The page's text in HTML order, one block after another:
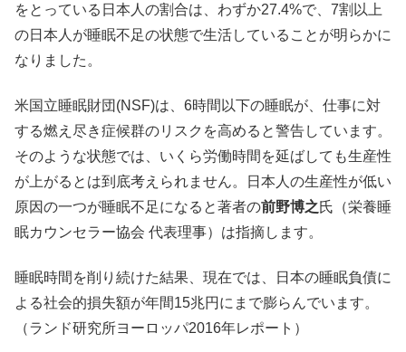
をとっている日本人の割合は、わずか27.4%で、7割以上
の日本人が睡眠不足の状態で生活していることが明らかに
なりました。
米国立睡眠財団(NSF)は、6時間以下の睡眠が、仕事に対
する燃え尽き症候群のリスクを高めると警告しています。
そのような状態では、いくら労働時間を延ばしても生産性
が上がるとは到底考えられません。日本人の生産性が低い
原因の一つが睡眠不足になると著者の前野博之氏（栄養睡
眠カウンセラー協会 代表理事）は指摘します。
睡眠時間を削り続けた結果、現在では、日本の睡眠負債に
よる社会的損失額が年間15兆円にまで膨らんでいます。
（ランド研究所ヨーロッパ2016年レポート）